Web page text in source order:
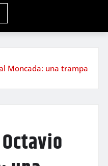
Moncada: una trampa